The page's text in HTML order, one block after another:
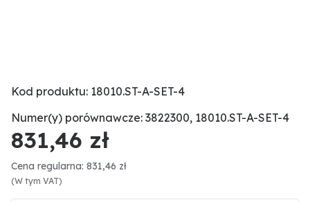
Kod produktu: 18010.ST-A-SET-4
Numer(y) porównawcze: 3822300, 18010.ST-A-SET-4
831,46 zł
Cena regularna: 831,46 zł
(W tym VAT)